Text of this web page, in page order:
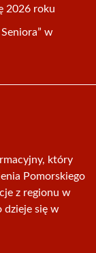
2026 roku
w
który
Pomorskiego
z regionu w
dzieje się w